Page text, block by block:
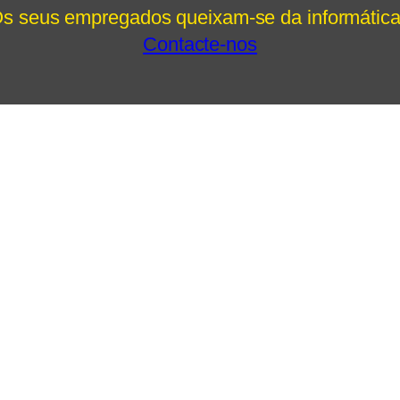
seus empregados queixam-se da
Contacte-nos